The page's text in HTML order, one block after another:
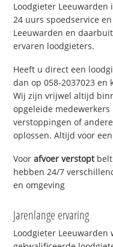
Loodgieter
24 uurs spoedservice
Leeuwarden en
ervaren loodgieters.
Heeft u direct een
dan op 058-2037023
Wij zijn vrijwel altijd
opgeleide
verstoppingen of
oplossen. Altijd voor
Voorafvoer verstoptbelt
hebben 24/7
en omgeving
Jarenlange ervaring
Loodgieter